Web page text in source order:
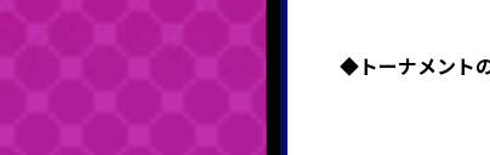
◆トーナメント